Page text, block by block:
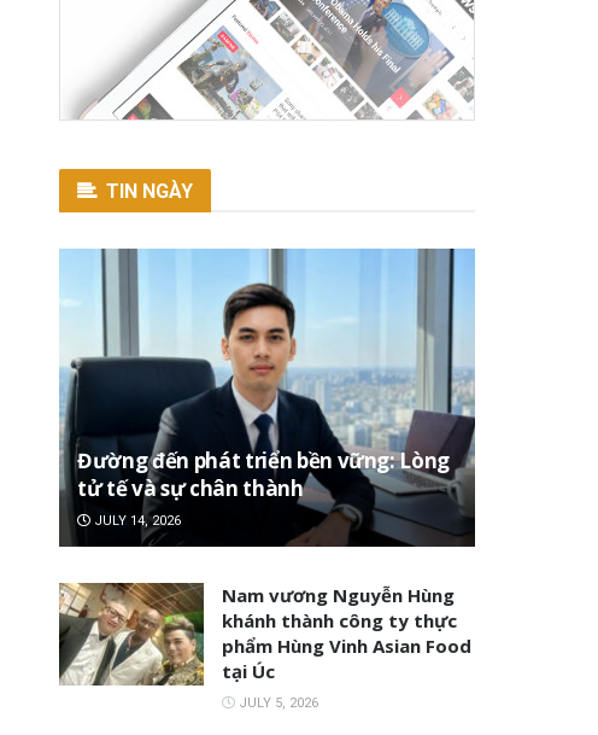
TIN NGÀY
Đường đến phát triển bền vững: Lòng
tử tế và sự chân thành
JULY 14, 2026
Nam vương Nguyễn Hùng
khánh thành công ty thực
phẩm Hùng Vinh Asian Food
tại Úc
JULY 5, 2026